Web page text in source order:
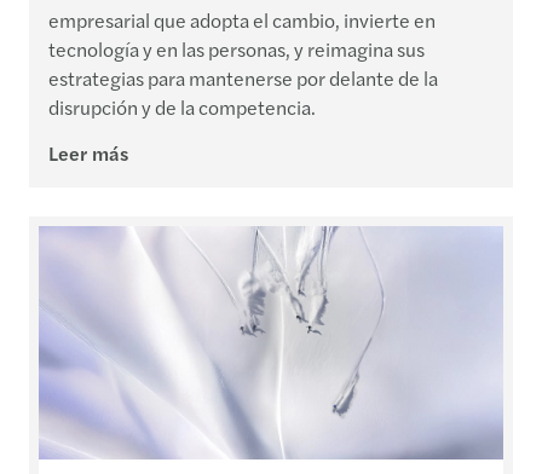
empresarial que adopta el cambio, invierte en
tecnología y en las personas, y reimagina sus
estrategias para mantenerse por delante de la
disrupción y de la competencia.
Leer más